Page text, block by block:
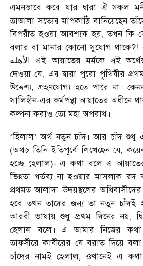
এমনভাবে করে যার দ্বারা ঐ সকল
তাআলা সত্যের মাপকাঠি বানিয়েছেন
বিপরীত হওয়া আবশ্যক হয়, তখন কি
বলার বা মানার কোনো সুযোগ থাকে?!
الأهلة
এই আয়াতের মর্মকে এই অর্থের
দেওয়া যে, এর দ্বারা পুরো পৃথিবীর
উদ্দেশ্য, গ্রহণযোগ্য হতে পারে না।
সালিহীন-এর কর্মপন্থা আয়াতের অধীনে
কল্পনা করাও তো মহা অপরাধ।
‘হিলাল’ অর্থ নতুন চাঁদ। আর চাঁদ শুধু
(অথচ তিনি ইতিপূর্বে লিখেছেন যে,
হচ্ছে হেলাল)- এ কথা বলে এ আয়াতের
ভিন্নতা ধর্তব্য না হওয়ার মাসলাক
প্রথমত আলাদা উদয়স্থলের
হবে তখন তাদের জন্য তা নতুন চাঁদই
আরবী ভাষায় শুধু প্রথম দিনের নয়,
হেলাল বলে। এ আমার নিজের কথা
তাফসীরে কাবীরের যে বরাত দিয়ে
চাঁদের নামই হেলাল, ওখানেই এ